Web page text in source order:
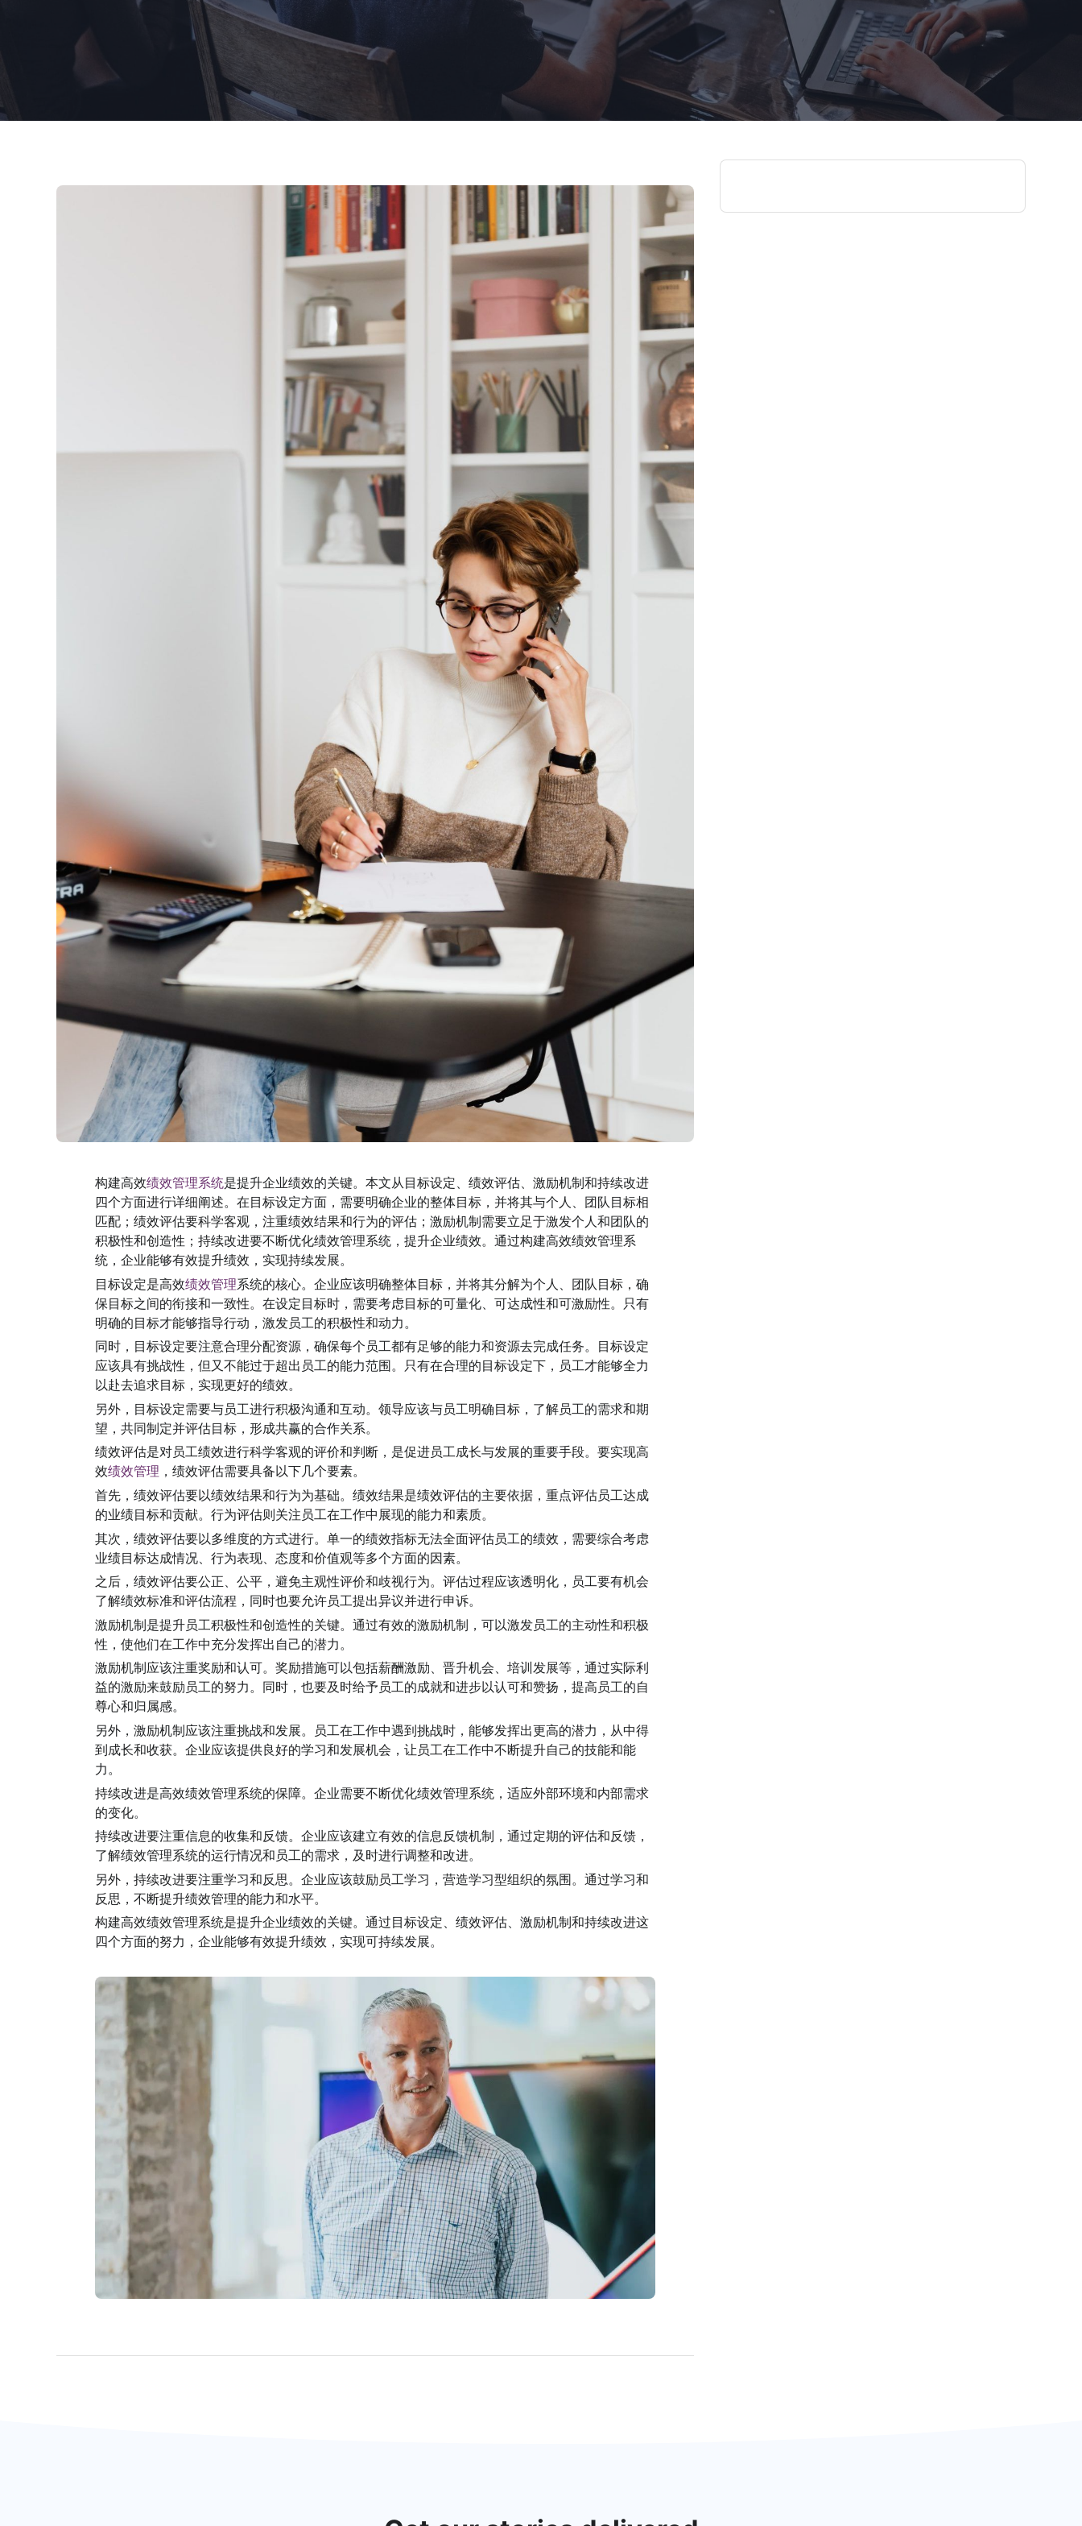
构建高效绩效管理系统是提升企业绩效的关键。本文从目标设定、绩效评估、激励机制和持续改进
四个方面进行详细阐述。在目标设定方面，需要明确企业的整体目标，并将其与个人、团队目标相
匹配；绩效评估要科学客观，注重绩效结果和行为的评估；激励机制需要立足于激发个人和团队的
积极性和创造性；持续改进要不断优化绩效管理系统，提升企业绩效。通过构建高效绩效管理系
统，企业能够有效提升绩效，实现持续发展。
目标设定是高效绩效管理系统的核心。企业应该明确整体目标，并将其分解为个人、团队目标，确
保目标之间的衔接和一致性。在设定目标时，需要考虑目标的可量化、可达成性和可激励性。只有
明确的目标才能够指导行动，激发员工的积极性和动力。
同时，目标设定要注意合理分配资源，确保每个员工都有足够的能力和资源去完成任务。目标设定
应该具有挑战性，但又不能过于超出员工的能力范围。只有在合理的目标设定下，员工才能够全力
以赴去追求目标，实现更好的绩效。
另外，目标设定需要与员工进行积极沟通和互动。领导应该与员工明确目标，了解员工的需求和期
望，共同制定并评估目标，形成共赢的合作关系。
绩效评估是对员工绩效进行科学客观的评价和判断，是促进员工成长与发展的重要手段。要实现高
效绩效管理 ，绩效评估需要具备以下几个要素。
首先，绩效评估要以绩效结果和行为为基础。绩效结果是绩效评估的主要依据，重点评估员工达成
的业绩目标和贡献。行为评估则关注员工在工作中展现的能力和素质。
其次，绩效评估要以多维度的方式进行。单一的绩效指标无法全面评估员工的绩效，需要综合考虑
业绩目标达成情况、行为表现、态度和价值观等多个方面的因素。
之后，绩效评估要公正、公平，避免主观性评价和歧视行为。评估过程应该透明化，员工要有机会
了解绩效标准和评估流程，同时也要允许员工提出异议并进行申诉。
激励机制是提升员工积极性和创造性的关键。通过有效的激励机制，可以激发员工的主动性和积极
性，使他们在工作中充分发挥出自己的潜力。
激励机制应该注重奖励和认可。奖励措施可以包括薪酬激励、晋升机会、培训发展等，通过实际利
益的激励来鼓励员工的努力。同时，也要及时给予员工的成就和进步以认可和赞扬，提高员工的自
尊心和归属感。
另外，激励机制应该注重挑战和发展。员工在工作中遇到挑战时，能够发挥出更高的潜力，从中得
到成长和收获。企业应该提供良好的学习和发展机会，让员工在工作中不断提升自己的技能和能
力。
持续改进是高效绩效管理系统的保障。企业需要不断优化绩效管理系统，适应外部环境和内部需求
的变化。
持续改进要注重信息的收集和反馈。企业应该建立有效的信息反馈机制，通过定期的评估和反馈，
了解绩效管理系统的运行情况和员工的需求，及时进行调整和改进。
另外，持续改进要注重学习和反思。企业应该鼓励员工学习，营造学习型组织的氛围。通过学习和
反思，不断提升绩效管理的能力和水平。
构建高效绩效管理系统是提升企业绩效的关键。通过目标设定、绩效评估、激励机制和持续改进这
四个方面的努力，企业能够有效提升绩效，实现可持续发展。